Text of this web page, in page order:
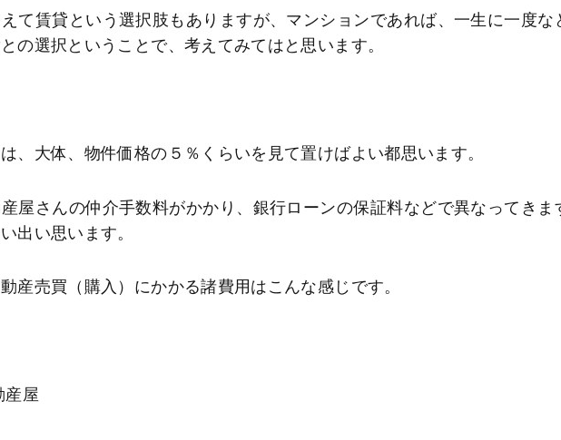
て賃貸という選択肢もありますが、マンションであれば、一生に一度な
の選択ということで、考えてみてはと思います。
、大体、物件価格の５％くらいを見て置けばよい都思います。
屋さんの仲介手数料がかかり、銀行ローンの保証料などで異なってきま
出い思います。
産売買（購入）にかかる諸費用はこんな感じです。
産屋